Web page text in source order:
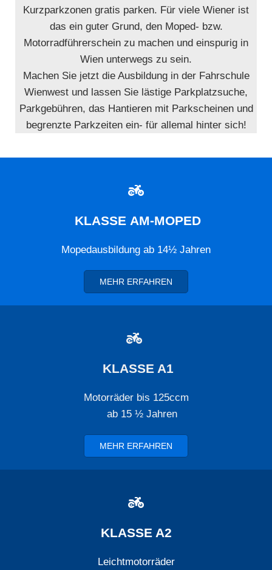
Kurzparkzonen gratis parken. Für viele Wiener ist
das ein guter Grund, den Moped- bzw.
Motorradführerschein zu machen und einspurig in
Wien unterwegs zu sein.
Machen Sie jetzt die Ausbildung in der Fahrschule
Wienwest und lassen Sie lästige Parkplatzsuche,
Parkgebühren, das Hantieren mit Parkscheinen und
begrenzte Parkzeiten ein- für allemal hinter sich!

KLASSE AM-MOPED
Mopedausbildung ab 14½ Jahren
MEHR ERFAHREN

KLASSE A1
Motorräder bis 125ccm
ab 15 ½ Jahren
MEHR ERFAHREN

KLASSE A2
Leichtmotorräder